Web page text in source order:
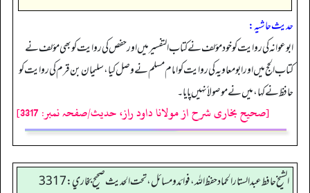
حدیث حاشیہ:
ابوعوانہ کی روایت کو خود مؤلف نے کتاب التفسیر میں اور حفص کی روایت کو بھی مؤلف نے
کتاب الحج میں اور ابومعاویہ کی روایت کو امام مسلم نے وصل کیا، سلیمان بن قرم کی روایت کو
حافظ نے کہا، میں نے موصولاً نہیں پایا۔
[صحیح بخاری شرح از مولانا داود راز، حدیث/صفحہ نمبر: 3317]
الشيخ حافط عبدالستار الحماد حفظ الله، فوائد و مسائل، تحت الحديث صحيح بخاري:3317